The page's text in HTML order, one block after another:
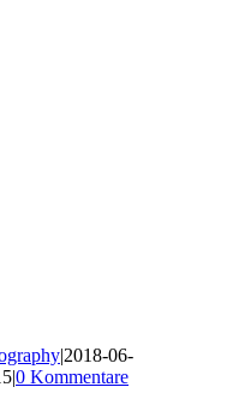
|2018-06-
|0 Kommentare